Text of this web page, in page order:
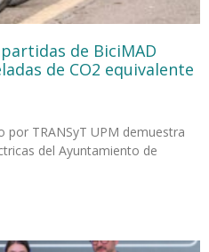
de BiciMAD
de CO2 equivalente
TRANSyT UPM demuestra
del Ayuntamiento de